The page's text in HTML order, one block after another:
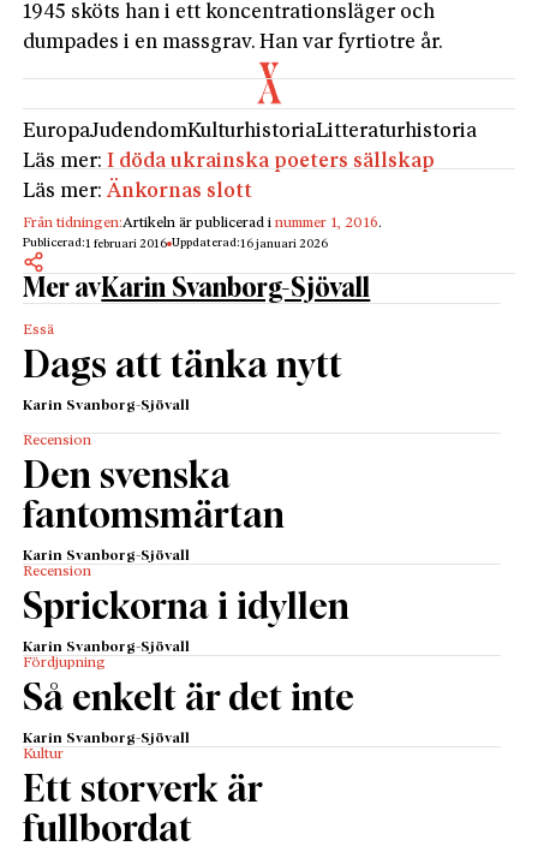
1945 sköts han i ett koncentrationsläger och
dumpades i en massgrav. Han var fyrtiotre år.
EuropaJudendomKulturhistoriaLitteraturhistoria
Läs mer:I döda ukrainska poeters sällskap
Läs mer:Änkornas slott
Från tidningen:Artikeln är publicerad inummer 1, 2016.
Publicerad:1 februari 2016 Uppdaterad:16 januari 2026
Mer avKarin Svanborg-Sjövall
Essä
Dags att tänka nytt
Karin Svanborg-Sjövall
Recension
Den svenska
fantomsmärtan
Karin Svanborg-Sjövall
Recension
Sprickorna i idyllen
Karin Svanborg-Sjövall
Fördjupning
Så enkelt är det inte
Karin Svanborg-Sjövall
Kultur
Ett storverk är
fullbordat